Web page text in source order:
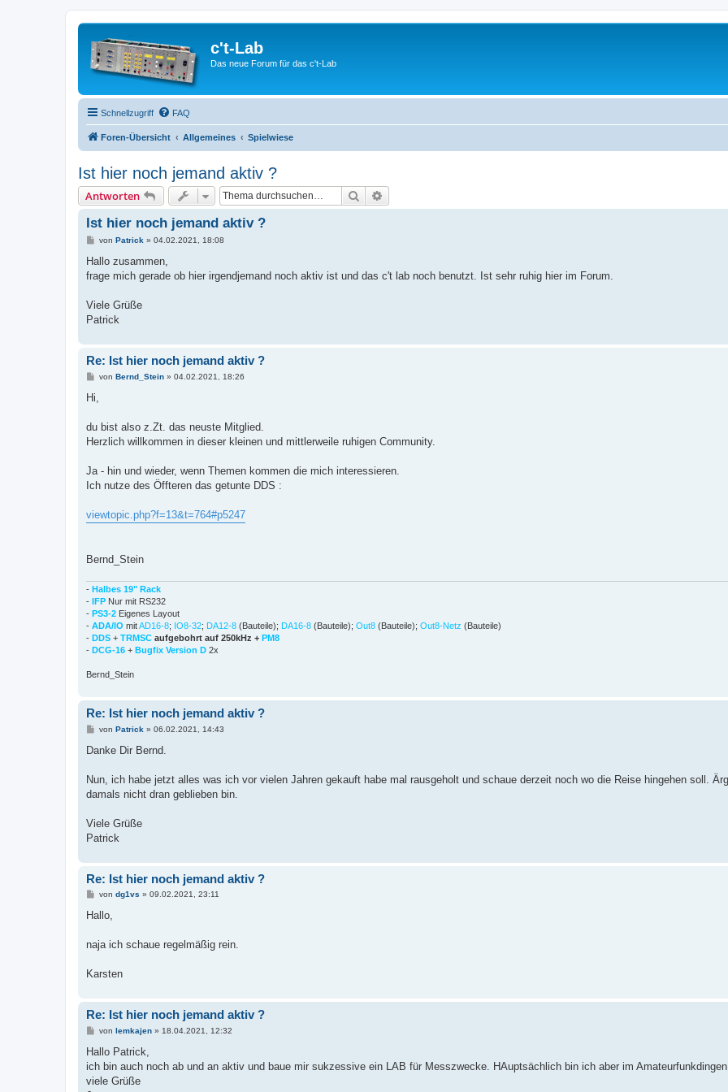
c't-Lab
Das neue Forum für das c't-Lab
Schnellzugriff FAQ
Foren-Übersicht Allgemeines Spielwiese
Ist hier noch jemand aktiv ?
Antworten Suche
Ist hier noch jemand aktiv ?
B
i
r
von Patrick » 04.02.2021, 18:08
Hallo zusammen,
frage mich gerade ob hier irgendjemand noch aktiv ist und das c't lab noch benutzt. Ist sehr ruhig hier im Forum.
Viele Grüße
Patrick
Re: Ist hier noch jemand aktiv ?
B
t
a
von Bernd_Stein» 04.02.2021, 18:26
Hi,
du bist also z.Zt. das neuste Mitglied.
Herzlich willkommen in dieser kleinen und mittlerweile ruhigen Community.
Ja - hin und wieder, wenn Themen kommen die mich interessieren.
Ich nutze des Öffteren das getunte DDS :
viewtopic.php?f=13&t=764#p5247
Bernd_Stein
- Halbes 19" Rack
-
IFP Nur mit RS232
- PS3-2 Eigenes Layout
- ADA/IO mitAD16-8; IO8-32; DA12-8 (Bauteile); DA16-8 (Bauteile); Out8 (Bauteile); Out8-Netz (Bauteile)
- DDS + TRMSC aufgebohrt auf 250kHz + PM8
- DCG-16 + Bugfix Version D 2x
Bernd_Stein
Re: Ist hier noch jemand aktiv ?
B
i
a
von Patrick » 06.02.2021, 14:43
Danke Dir Bernd.
Nun, ich habe jetzt alles was ich vor vielen Jahren gekauft habe mal rausgeholt und schaue derzeit noch wo die Reise hingehen soll.
damals nicht dran geblieben bin.
Viele Grüße
Patrick
Re: Ist hier noch jemand aktiv ?
B
i
a
g
von dg1vs » 09.02.2021, 23:11
Hallo,
naja ich schaue regelmäßig rein.
Karsten
Re: Ist hier noch jemand aktiv ?
B
i
r
a
von lemkajen» 18.04.2021, 12:32
Hallo Patrick,
ich bin auch noch ab und an aktiv und baue mir sukzessive ein LAB für Messzwecke. HAuptsächlich bin ich aber im Amateurfunkdingen
viele Grüße